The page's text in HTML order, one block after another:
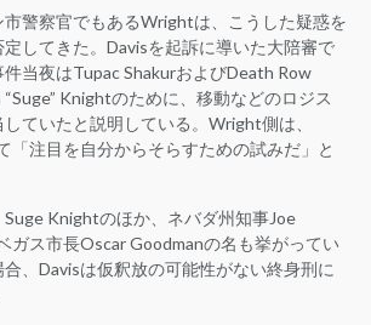
警察官でもあるWrightは、こうした疑惑を
してきた。Davisを起訴に導いた大陪審で
当夜はTupac ShakurおよびDeath Row
Knightのために、移動などのロジス
ていたと説明している。Wright側は、
「注目を自分からそらすための試みだ」と
Knightのほか、ネバダ州知事Joe
ガス市長Oscar Goodmanの名も挙がってい
、Davisは仮釈放の可能性がない終身刑に